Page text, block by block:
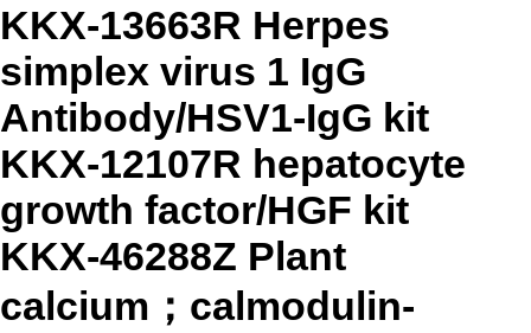
KKX-13663R Herpes
simplex virus 1 IgG
Antibody/HSV1-IgG kit
KKX-12107R hepatocyte
growth factor/HGF kit
KKX-46288Z Plant
calcium；calmodulin-